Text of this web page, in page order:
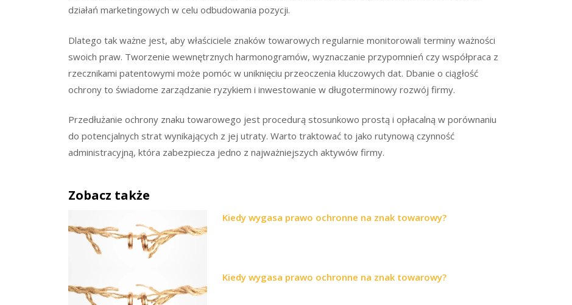
działań marketingowych w celu odbudowania pozycji.
Dlatego tak ważne jest, aby właściciele znaków towarowych regularnie monitorowali terminy ważności
swoich praw. Tworzenie wewnętrznych harmonogramów, wyznaczanie przypomnień czy współpraca z
rzecznikami patentowymi może pomóc w uniknięciu przeoczenia kluczowych dat. Dbanie o ciągłość
ochrony to świadome zarządzanie ryzykiem i inwestowanie w długoterminowy rozwój firmy.
Przedłużanie ochrony znaku towarowego jest procedurą stosunkowo prostą i opłacalną w porównaniu
do potencjalnych strat wynikających z jej utraty. Warto traktować to jako rutynową czynność
administracyjną, która zabezpiecza jedno z najważniejszych aktywów firmy.
Zobacz także
Kiedy wygasa prawo ochronne na znak towarowy?
Kiedy wygasa prawo ochronne na znak towarowy?